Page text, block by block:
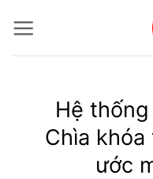
to
content
Hệ
Chìa
ước